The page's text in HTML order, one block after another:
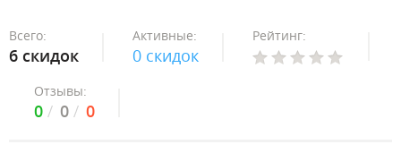
Всего:
6 скидок
Активные:
0 скидок
Рейтинг:
Отзывы:
0 0 0